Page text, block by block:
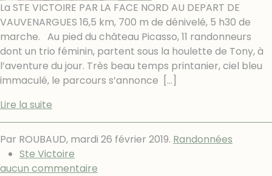
La STE VICTOIRE PAR LA FACE NORD AU DEPART DE
VAUVENARGUES 16,5 km, 700 m de dénivelé, 5 h30 de
marche. Au pied du château Picasso, 11 randonneurs
dont un trio féminin, partent sous la houlette de Tony, à
l’aventure du jour. Très beau temps printanier, ciel bleu
immaculé, le parcours s’annonce
[…]
Lire la suite
Par ROUBAUD, mardi 26 février 2019. Randonnées
Ste Victoire
aucun commentaire